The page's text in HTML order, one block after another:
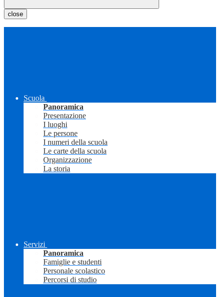
close
Scuola
Panoramica
Presentazione
I luoghi
Le persone
I numeri della scuola
Le carte della scuola
Organizzazione
La storia
Servizi
Panoramica
Famiglie e studenti
Personale scolastico
Percorsi di studio